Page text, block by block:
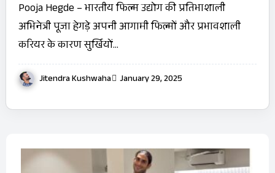
Pooja Hegde – भारतीय फिल्म उद्योग की प्रतिभाशाली
अभिनेत्री पूजा हेगड़े अपनी आगामी फिल्मों और प्रभावशाली
करियर के कारण सुर्खियों…
Jitendra Kushwaha January 29, 2025